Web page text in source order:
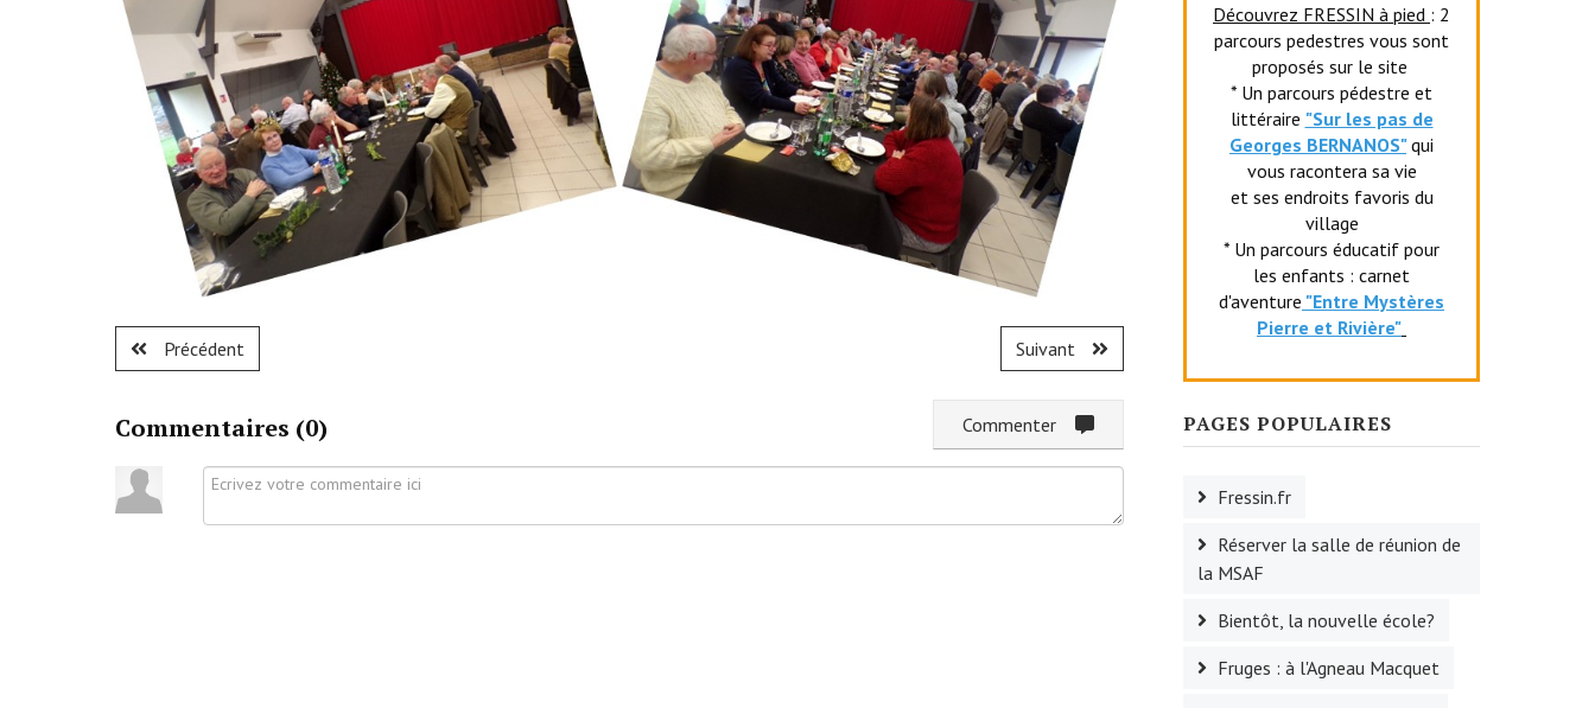
Précédent Suivant
Commentaires (0)
Découvrez FRESSIN à pied : 2
parcours pedestres vous sont
proposés sur le site
* Un parcours pédestre et
littéraire "Sur les pas de
Georges BERNANOS" qui
vous racontera sa vie
et ses endroits favoris du
village
* Un parcours éducatif pour
les enfants : carnet
d'aventure "Entre Mystères
Pierre et Rivière"
PAGES POPULAIRES
Fressin.fr
Réserver la salle de réunion de
la MSAF
Bientôt, la nouvelle école?
Fruges : à l'Agneau Macquet